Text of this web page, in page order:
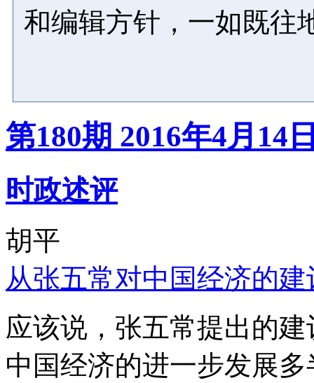
和编辑方针，一如既往
第180期 2016年4月14
时政述评
胡平
从张五常对中国经济的
应该说，张五常提出的
中国经济的进一步发展